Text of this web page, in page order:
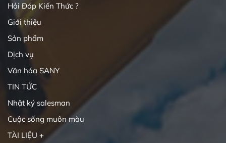
Hỏi Đáp Kiến Thức ?
Giới thiệu
Sản phẩm
Dịch vụ
Văn hóa SANY
TIN TỨC
Nhật ký salesman
Cuộc sống muôn màu
TÀI LIỆU +